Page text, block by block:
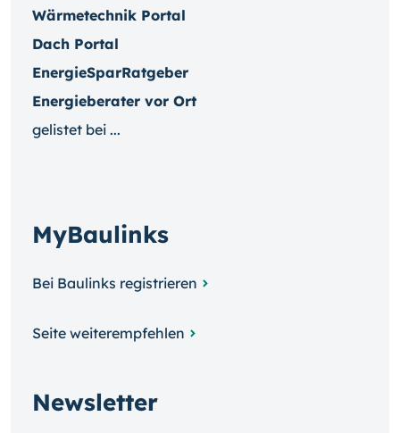
Wärmetechnik Portal
Dach Portal
EnergieSparRatgeber
Energieberater vor Ort
gelistet bei ...
MyBaulinks
Bei Baulinks registrieren
Seite weiterempfehlen
Newsletter